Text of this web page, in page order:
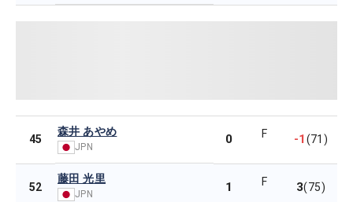
45
森井 あやめ
JPN
0 F -1(71)
52
藤田 光里
JPN 1 F 3(75)